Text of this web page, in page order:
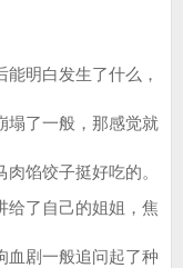
明白发生了什么，
塌了一般，那感觉就
馅饺子挺好吃的。
了自己的姐姐，焦
血剧一般追问起了种